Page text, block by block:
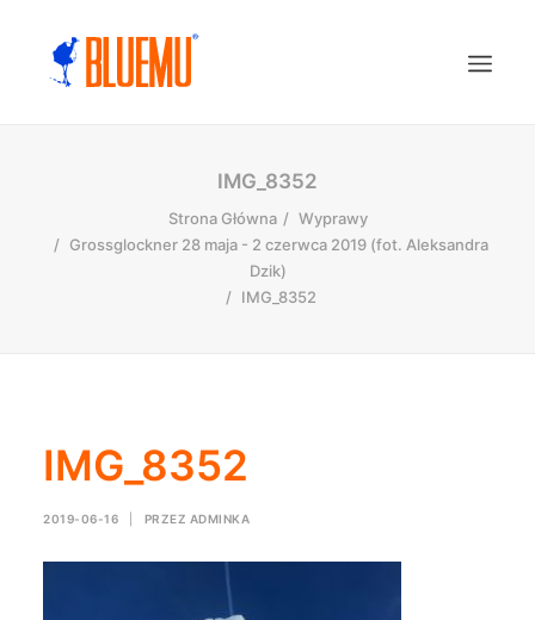
IMG_8352
Strona Główna
Wyprawy
Grossglockner 28 maja - 2 czerwca 2019 (fot. Aleksandra
Dzik)
IMG_8352
IMG_8352
2019-06-16 PRZEZ ADMINKA